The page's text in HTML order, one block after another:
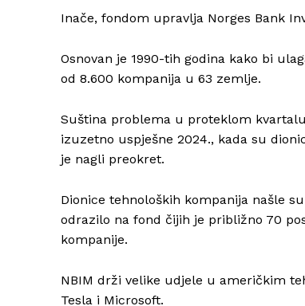
Inače, fondom upravlja Norges Bank
Osnovan je 1990-tih godina kako bi
od 8.600 kompanija u 63 zemlje.
Suština problema u proteklom
izuzetno uspješne 2024., kada su
je nagli preokret.
Dionice tehnoloških kompanija našle
odrazilo na fond čijih je približno 70
kompanije.
NBIM drži velike udjele u američkim
Tesla i Microsoft.